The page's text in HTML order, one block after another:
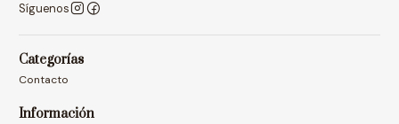
Síguenos
Categorías
Contacto
Información